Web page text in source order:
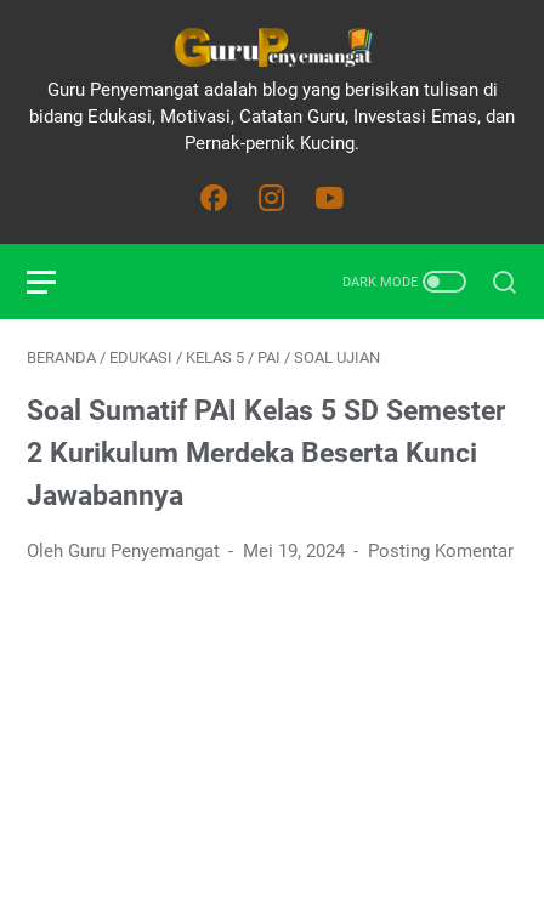
Guru Penyemangat adalah blog yang berisikan tulisan di
bidang Edukasi, Motivasi, Catatan Guru, Investasi Emas, dan
Pernak-pernik Kucing.
BERANDA / EDUKASI / KELAS 5 / PAI / SOAL UJIAN
Soal Sumatif PAI Kelas 5 SD Semester
2 Kurikulum Merdeka Beserta Kunci
Jawabannya
Oleh Guru Penyemangat Mei 19, 2024 Posting Komentar